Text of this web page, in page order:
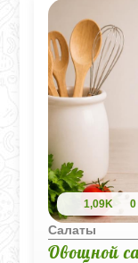
1,09K 0
Салаты
Овощной